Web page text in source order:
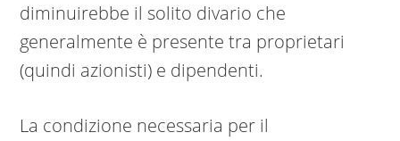
diminuirebbe il solito divario che
generalmente è presente tra proprietari
(quindi azionisti) e dipendenti.
La condizione necessaria per il